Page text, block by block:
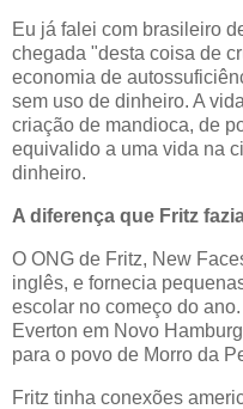
Eu já falei com brasileiro
chegada "desta coisa de
economia de
sem uso de dinheiro. A
criação de mandioca, de
equivalido a uma vida na
dinheiro.
A diferença que Fritz
O ONG de Fritz, New
inglês, e fornecia
escolar no começo do
Everton em Novo
para o povo de Morro da
Fritz tinha conexões